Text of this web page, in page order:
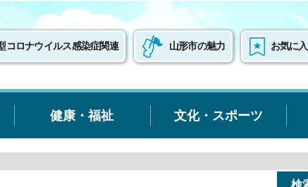
コロナウイルス感染症関連 山形市の魅力 お気に
健康・福祉 文化・スポーツ